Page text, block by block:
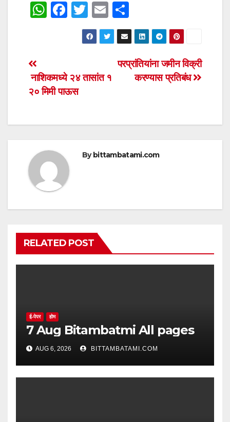
W
A
p
F
b
o
k
T
wi
tt
E
m
ail
h
ar
e
Post
navigation
परप्रांतियांना जमीन विक्री
करण्यास प्रतिबंध
नाशिकमध्ये २४ तासांत १
२० मिमी पाऊस
By bittambatami.com
RELATED POST
ई-पेपर होम
7 Aug Bitambatmi All pages
AUG 6, 2026 BITTAMBATAMI.COM